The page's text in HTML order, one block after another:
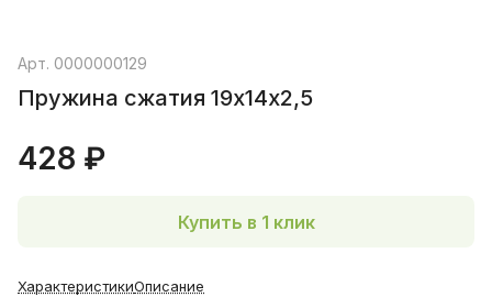
Арт. 0000000129
Пружина сжатия 19х14х2,5
428 ₽
Купить в 1 клик
ХарактеристикиОписание